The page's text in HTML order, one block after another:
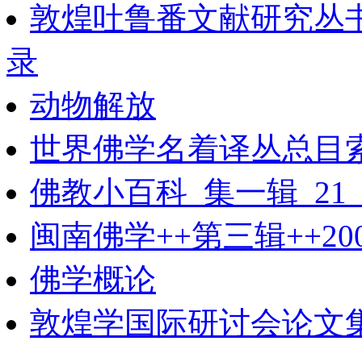
敦煌吐鲁番文献研究丛
录
动物解放
世界佛学名着译丛总目
佛教小百科_集一辑
闽南佛学++第三辑
佛学概论
敦煌学国际研讨会论文